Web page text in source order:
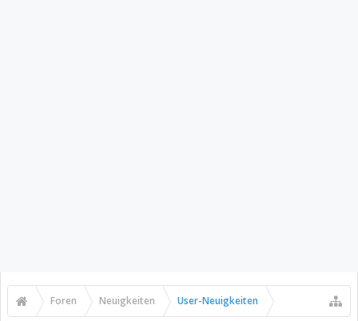
Foren Neuigkeiten User-Neuigkeiten